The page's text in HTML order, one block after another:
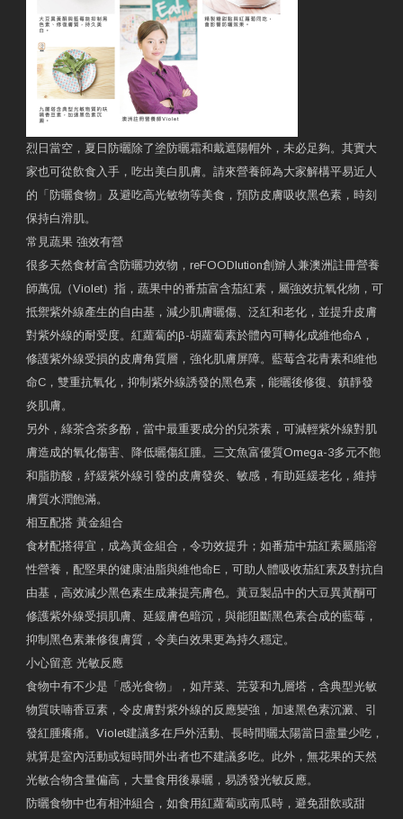
烈日當空，夏日防曬除了塗防曬霜和戴遮陽帽外，未必足夠。其實大
家也可從飲食入手，吃出美白肌膚。請來營養師為大家解構平易近人
的「防曬食物」及避吃高光敏物等美食，預防皮膚吸收黑色素，時刻
保持白滑肌。
常見蔬果 強效有營
很多天然食材富含防曬功效物，reFOODlution創辧人兼澳洲註冊營養
師萬侃（Violet）指，蔬果中的番茄富含茄紅素，屬強效抗氧化物，可
抵禦紫外線產生的自由基，減少肌膚曬傷、泛紅和老化，並提升皮膚
對紫外線的耐受度。紅蘿蔔的β-胡蘿蔔素於體內可轉化成維他命A，
修護紫外線受損的皮膚角質層，強化肌膚屏障。藍莓含花青素和維他
命C，雙重抗氧化，抑制紫外線誘發的黑色素，能曬後修復、鎮靜發
炎肌膚。
另外，綠茶含茶多酚，當中最重要成分的兒茶素，可減輕紫外線對肌
膚造成的氧化傷害、降低曬傷紅腫。三文魚富優質Omega-3多元不飽
和脂肪酸，紓緩紫外線引發的皮膚發炎、敏感，有助延緩老化，維持
膚質水潤飽滿。
相互配搭 黃金組合
食材配搭得宜，成為黃金組合，令功效提升；如番茄中茄紅素屬脂溶
性營養，配堅果的健康油脂與維他命E，可助人體吸收茄紅素及對抗自
由基，高效減少黑色素生成兼提亮膚色。黃豆製品中的大豆異黃酮可
修護紫外線受損肌膚、延緩膚色暗沉，與能阻斷黑色素合成的藍莓，
抑制黑色素兼修復膚質，令美白效果更為持久穩定。
小心留意 光敏反應
食物中有不少是「感光食物」，如芹菜、芫荽和九層塔，含典型光敏
物質呋喃香豆素，令皮膚對紫外線的反應變強，加速黑色素沉澱、引
發紅腫癢痛。Violet建議多在戶外活動、長時間曬太陽當日盡量少吃，
就算是室內活動或短時間外出者也不建議多吃。此外，無花果的天然
光敏合物含量偏高，大量食用後暴曬，易誘發光敏反應。
防曬食物中也有相沖組合，如食用紅蘿蔔或南瓜時，避免甜飲或甜